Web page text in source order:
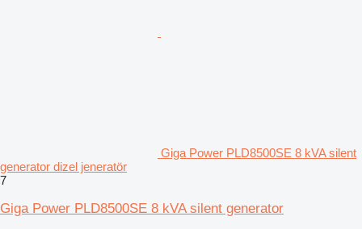
Giga Power PLD8500SE 8 kVA silent
generator dizel jeneratör
7
Giga Power PLD8500SE 8 kVA silent generator